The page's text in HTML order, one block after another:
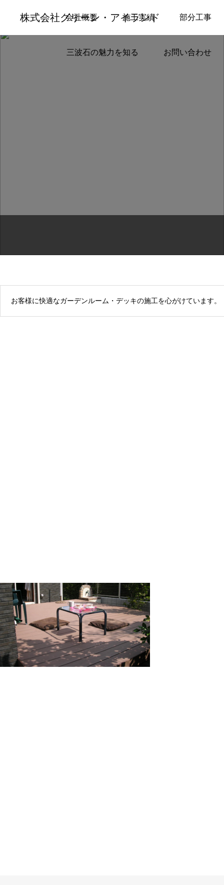
株式会社グリーン・アイランド
会社概要 施工実績 部分工事
三波石の魅力を知る お問い合わせ
部分工事 ガーデンルーム・デッキ
お客様に快適なガーデンルーム・デッキの施工を心がけています。